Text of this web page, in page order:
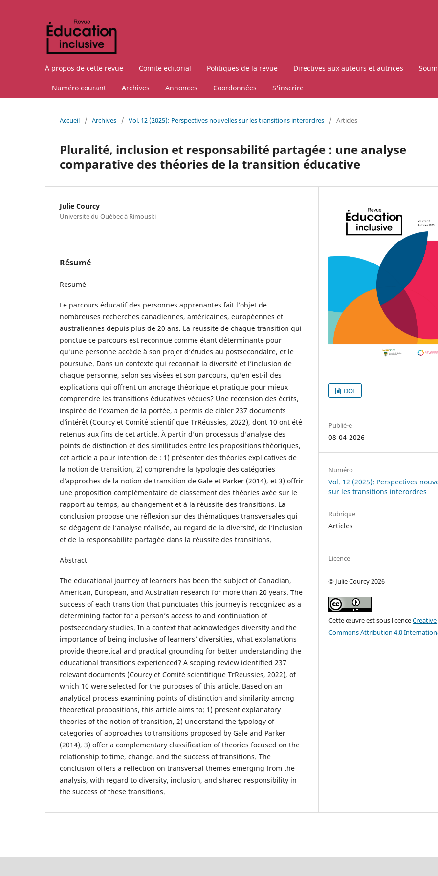
À propos de cette revue Comité éditorial Politiques de la revue Directives aux auteurs et autrices
Numéro courant Archives Annonces Coordonnées S'inscrire
Accueil / Archives / Vol. 12 (2025): Perspectives nouvelles sur les transitions interordres / Articles
Pluralité, inclusion et responsabilité partagée : une analyse
comparative des théories de la transition éducative
Julie Courcy
Université du Québec à Rimouski
Résumé
Résumé
Le parcours éducatif des personnes apprenantes fait l’objet de
nombreuses recherches canadiennes, américaines, européennes et
australiennes depuis plus de 20 ans. La réussite de chaque transition qui
ponctue ce parcours est reconnue comme étant déterminante pour
qu’une personne accède à son projet d’études au postsecondaire, et le
poursuive. Dans un contexte qui reconnait la diversité et l’inclusion de
chaque personne, selon ses visées et son parcours, qu’en est-il des
explications qui offrent un ancrage théorique et pratique pour mieux
comprendre les transitions éducatives vécues? Une recension des écrits,
inspirée de l’examen de la portée, a permis de cibler 237 documents
d’intérêt (Courcy et Comité scientifique TrRéussies, 2022), dont 10 ont été
retenus aux fins de cet article. À partir d’un processus d’analyse des
points de distinction et des similitudes entre les propositions théoriques,
cet article a pour intention de : 1) présenter des théories explicatives de
la notion de transition, 2) comprendre la typologie des catégories
d’approches de la notion de transition de Gale et Parker (2014), et 3) offrir
une proposition complémentaire de classement des théories axée sur le
rapport au temps, au changement et à la réussite des transitions. La
conclusion propose une réflexion sur des thématiques transversales qui
se dégagent de l’analyse réalisée, au regard de la diversité, de l’inclusion
et de la responsabilité partagée dans la réussite des transitions.
Abstract
The educational journey of learners has been the subject of Canadian,
American, European, and Australian research for more than 20 years. The
success of each transition that punctuates this journey is recognized as a
determining factor for a person’s access to and continuation of
postsecondary studies. In a context that acknowledges diversity and the
importance of being inclusive of learners’ diversities, what explanations
provide theoretical and practical grounding for better understanding the
educational transitions experienced? A scoping review identified 237
relevant documents (Courcy et Comité scientifique TrRéussies, 2022), of
which 10 were selected for the purposes of this article. Based on an
analytical process examining points of distinction and similarity among
theoretical propositions, this article aims to: 1) present explanatory
theories of the notion of transition, 2) understand the typology of
categories of approaches to transitions proposed by Gale and Parker
(2014), 3) offer a complementary classification of theories focused on the
relationship to time, change, and the success of transitions. The
conclusion offers a reflection on transversal themes emerging from the
analysis, with regard to diversity, inclusion, and shared responsibility in
the success of these transitions.
DOI
Publié-e
08-04-2026
Numéro
Vol. 12 (2025): Perspectives
sur les transitions interordres
Rubrique
Articles
Licence
© Julie Courcy 2026
Cette œuvre est sous licenceCreative
Commons Attribution 4.0